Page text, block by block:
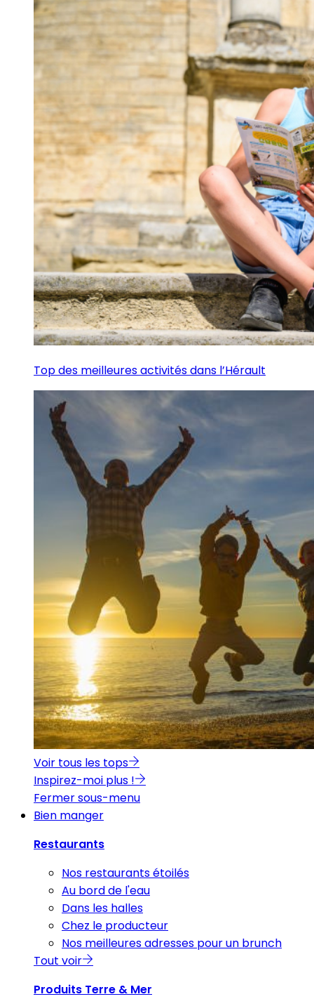
Top des meilleures activités dans l’Hérault
Voir tous les tops
Inspirez-moi plus !
Fermer sous-menu
Bien manger
Restaurants
Nos restaurants étoilés
Au bord de l'eau
Dans les halles
Chez le producteur
Nos meilleures adresses pour un brunch
Tout voir
Produits Terre & Mer